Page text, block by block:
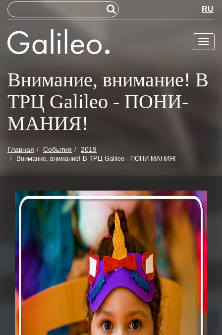
RU
Меню
Внимание, внимание! В
ТРЦ Galileo - ПОНИ-
МАНИЯ!
Главная События 2019
Внимание, внимание! В ТРЦ Galileo - ПОНИ-МАНИЯ!